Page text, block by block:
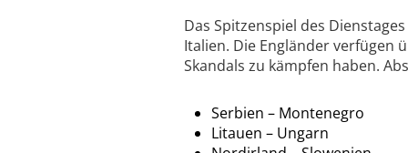
Das Spitzenspiel des
Italien. Die Engländer verfügen
Skandals zu kämpfen haben.
Serbien – Montenegro
Litauen – Ungarn